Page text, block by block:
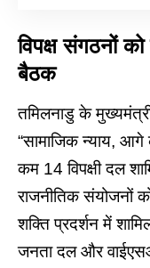
विपक्ष संगठनों
बैठक
तमिलनाडु के
“सामाजिक न्याय, आगे
कम 14 विपक्षी दल
राजनीतिक संयोजनों
शक्ति प्रदर्शन में
जनता दल और